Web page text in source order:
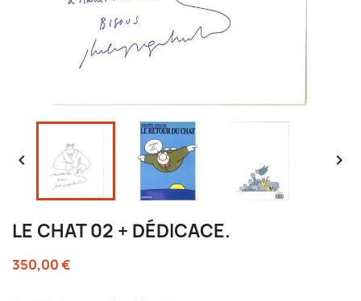
 
LE CHAT 02 + DÉDICACE.
350,00 €